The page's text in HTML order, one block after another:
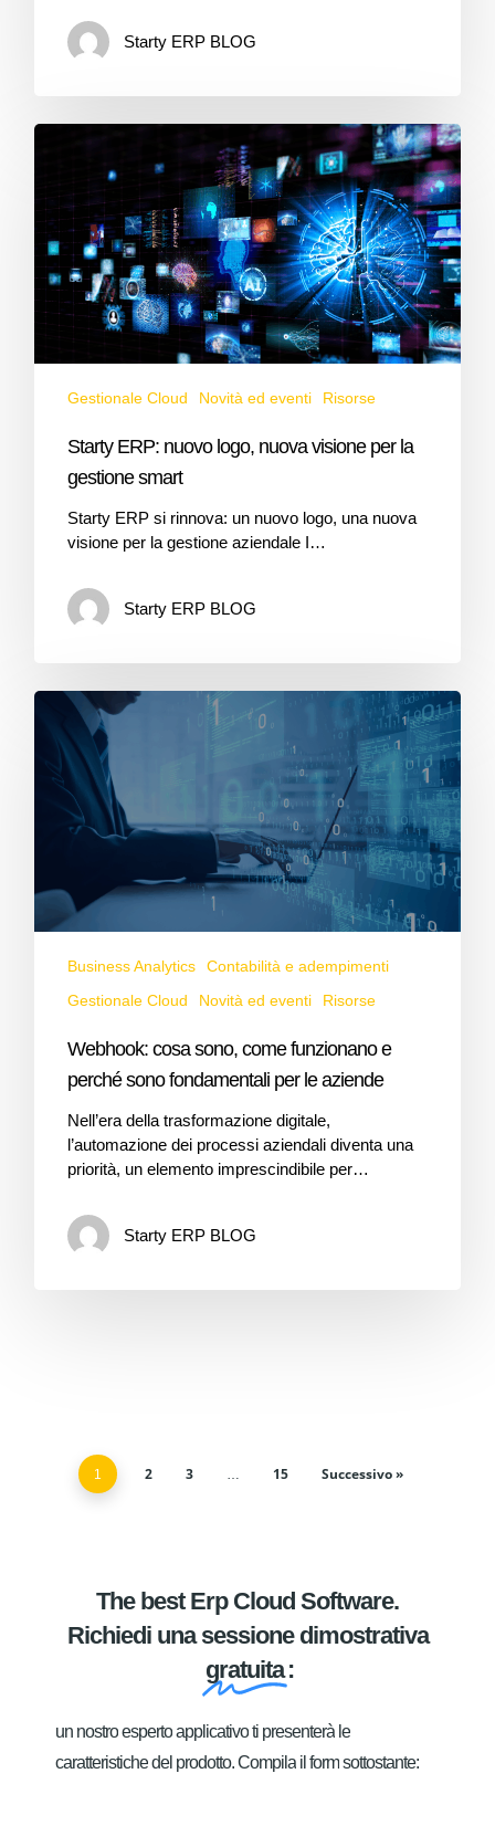
Starty ERP BLOG
Gestionale Cloud Novità ed eventi Risorse
Starty ERP: nuovo logo, nuova visione per la
gestione smart
Starty ERP si rinnova: un nuovo logo, una nuova
visione per la gestione aziendale I…
Starty ERP BLOG
Business Analytics
Contabilità e adempimenti
Gestionale Cloud
Novità ed eventi Risorse
Webhook: cosa sono, come funzionano e
perché sono fondamentali per le aziende
Nell’era della trasformazione digitale,
l’automazione dei processi aziendali diventa una
priorità, un elemento imprescindibile per…
Starty ERP BLOG
1 2 3 … 15 Successivo »
The best Erp Cloud Software.
Richiedi una sessione dimostrativa
gratuita :
un nostroespertoapplicativoti presenterà le
caratteristichedel prodotto.Compila il formsottostante: